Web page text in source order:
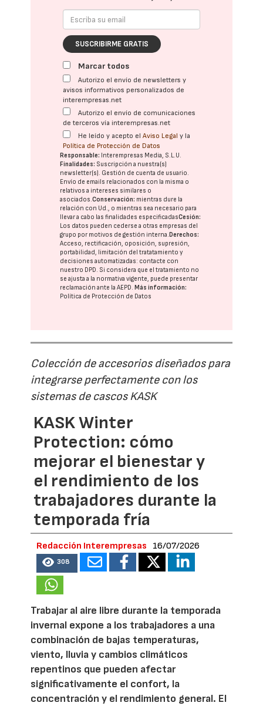
SUSCRIBIRME GRATIS
Marcar todos
Autorizo el envío de newsletters y
avisos informativos personalizados de
interempresas.net
Autorizo el envío de comunicaciones
de terceros vía interempresas.net
He leído y acepto elAviso Legal y la
Política de Protección de Datos
Responsable: Interempresas Media, S.L.U.
Finalidades: Suscripción a nuestra(s)
newsletter(s). Gestión de cuenta de usuario.
Envío de emails relacionados con la misma o
relativos a intereses similares o
asociados.Conservación: mientras dure la
relación con Ud., o mientras sea necesario para
llevar a cabo las finalidades especificadasCesión:
Los datos pueden cederse a otras empresas del
grupo por motivos de gestión interna. Derechos:
Acceso, rectificación, oposición, supresión,
portabilidad, limitación del tratatamiento y
decisiones automatizadas: contacte con
nuestro DPD. Si considera que el tratamiento no
se ajusta a la normativa vigente, puede presentar
reclamación ante laAEPD. Más información:
Política de Protección de Datos
Colección de accesorios diseñados para
integrarse perfectamente con los
sistemas de cascos KASK
KASK Winter
Protection: cómo
mejorar el bienestar y
el rendimiento de los
trabajadores durante la
temporada fría
Redacción Interempresas 16/07/2026
308
Trabajar al aire libre durante la temporada
invernal expone a los trabajadores a una
combinación de bajas temperaturas,
viento, lluvia y cambios climáticos
repentinos que pueden afectar
significativamente el confort, la
concentración y el rendimiento general. El